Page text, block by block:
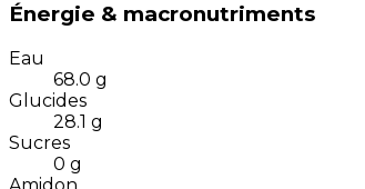
Énergie & macronutriments
Eau
68.0 g
Glucides
28.1 g
Sucres
0 g